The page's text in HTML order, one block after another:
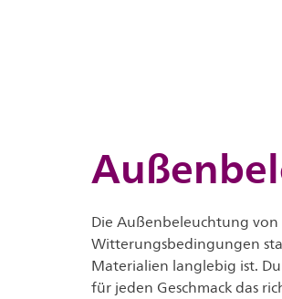
Die Außenbeleuchtung von
Witterungsbedingungen
Materialien langlebig ist.
für jeden Geschmack das